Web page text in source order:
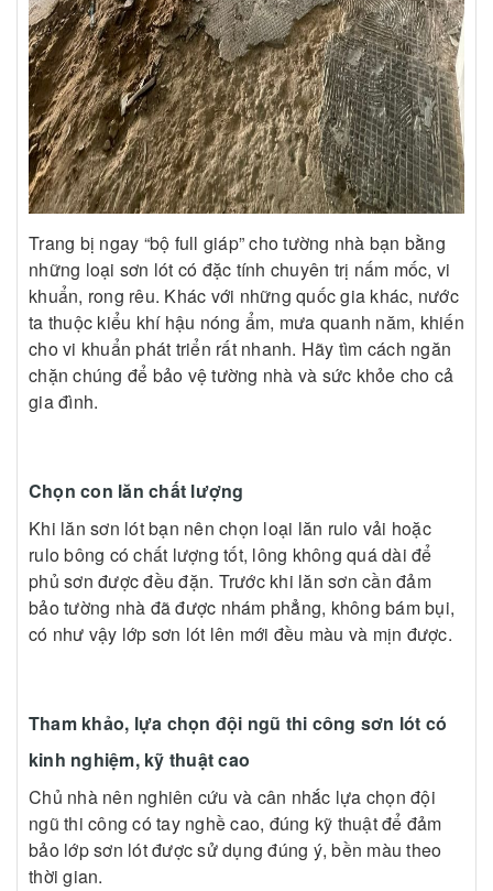
Trang bị ngay “bộ full giáp” cho tường nhà bạn bằng
những loại sơn lót có đặc tính chuyên trị nấm mốc, vi
khuẩn, rong rêu. Khác với những quốc gia khác, nước
ta thuộc kiểu khí hậu nóng ẩm, mưa quanh năm, khiến
cho vi khuẩn phát triển rất nhanh. Hãy tìm cách ngăn
chặn chúng để bảo vệ tường nhà và sức khỏe cho cả
gia đình.
Chọn con lăn chất lượng
Khi lăn sơn lót bạn nên chọn loại lăn rulo vải hoặc
rulo bông có chất lượng tốt, lông không quá dài để
phủ sơn được đều đặn. Trước khi lăn sơn cần đảm
bảo tường nhà đã được nhám phẳng, không bám bụi,
có như vậy lớp sơn lót lên mới đều màu và mịn được.
Tham khảo, lựa chọn đội ngũ thi công sơn lót có
kinh nghiệm, kỹ thuật cao
Chủ nhà nên nghiên cứu và cân nhắc lựa chọn đội
ngũ thi công có tay nghề cao, đúng kỹ thuật để đảm
bảo lớp sơn lót được sử dụng đúng ý, bền màu theo
thời gian.